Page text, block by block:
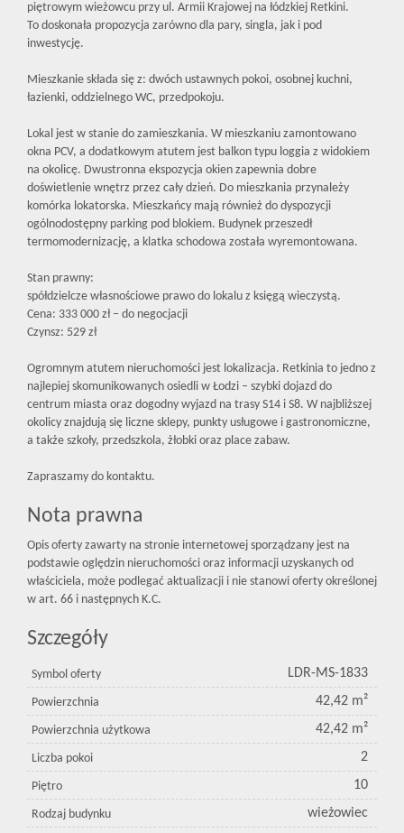
piętrowym wieżowcu przy ul. Armii Krajowej na łódzkiej Retkini.
To doskonała propozycja zarówno dla pary, singla, jak i pod
inwestycję.
Mieszkanie składa się z: dwóch ustawnych pokoi, osobnej kuchni,
łazienki, oddzielnego WC, przedpokoju.
Lokal jest w stanie do zamieszkania. W mieszkaniu zamontowano
okna PCV, a dodatkowym atutem jest balkon typu loggia z widokiem
na okolicę. Dwustronna ekspozycja okien zapewnia dobre
doświetlenie wnętrz przez cały dzień. Do mieszkania przynależy
komórka lokatorska. Mieszkańcy mają również do dyspozycji
ogólnodostępny parking pod blokiem. Budynek przeszedł
termomodernizację, a klatka schodowa została wyremontowana.
Stan prawny:
spółdzielcze własnościowe prawo do lokalu z księgą wieczystą.
Cena: 333 000 zł – do negocjacji
Czynsz: 529 zł
Ogromnym atutem nieruchomości jest lokalizacja. Retkinia to jedno z
najlepiej skomunikowanych osiedli w Łodzi – szybki dojazd do
centrum miasta oraz dogodny wyjazd na trasy S14 i S8. W najbliższej
okolicy znajdują się liczne sklepy, punkty usługowe i gastronomiczne,
a także szkoły, przedszkola, żłobki oraz place zabaw.
Zapraszamy do kontaktu.
Nota prawna
Opis oferty zawarty na stronie internetowej sporządzany jest na
podstawie oględzin nieruchomości oraz informacji uzyskanych od
właściciela, może podlegać aktualizacji i nie stanowi oferty określonej
w art. 66 i następnych K.C.
Szczegóły
Symbol oferty LDR-MS-1833
Powierzchnia 42,42 m²
Powierzchnia użytkowa 42,42 m²
Liczba pokoi 2
Piętro 10
Rodzaj budynku wieżowiec